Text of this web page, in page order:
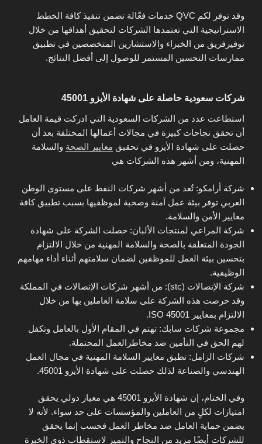
وقد توفر لكم QVC خدمات فعّالة تضمن تنفيذ كافة الخطط
الاستراتيجية التي تعتمدها الشركات لتحقيق أهدافها من خلال
توفيرفريق من الخبراء والاستشارين المتخصصين في تطبيق
ممارسات التحسين المستمر للوصول إلى أفضل النتائج.
شركات سعودية حاصلة على شهادة الأيزو 45001
استطاعت عدد من الشركات السعودية التي ادركت قيمة العامل
أن تحقق نجاحات كبيرة في مجالات أعمالها المختلفة بعد أن
حصلت على شهادة الأيزو في تحقيق معايير الصحة والسلامة
المهنية، ومن أشهر هذه الشركات هي
شركة أرامكو: تٌعد من أشهر شركات النفط على مستوى الوطن
العربي توفر بيئة عمل آمنة وصحية لموظفيها بسبب تطبيق كافة
معايير الأمن والسلامة.
شركة المراعي لمنتجات الألبان: حصلت الشركة على شهادة
الجودة المتعلقة بالصحة والسلامة المهنية من خلال الالتزام
بتحسين بيئة العمل للموظفين لضمان سلامتهم أثناء أداء مهامهم
الوظيفية.
شركة الإتصالات (stc): من أشهر شركات الإتصالات في المملكة
وقد حرصت هذه الشركة على سلامة العاملين بها من خلال
الالتزام بمعايير ISO 45001.
مجموعة شركات سابك: تهتم في المقام الأول بالعامل وتكفل
لهم الحق في التأمين ضد مخاطرالعمل المحتملة.
شركات الزامل: تطبق معايير السلامة المهنية في مجال العمل
الهندسي والصناعة لذلك حصلت على شهادة الأيزو 45001.
وفي الختام، إن شهادة الأيزو 45001 هي معيار دولي يحقق
امتيازات لكلٍ من العاملين والمؤسسات على حد سواء. لأنه لا
يضمن حماية العامل ضد مخاطر العمل فحسب إنما يحقق
للشركات أيضًا مزيد من النجاح والتميز لاستقطاب ذوي الخبرة